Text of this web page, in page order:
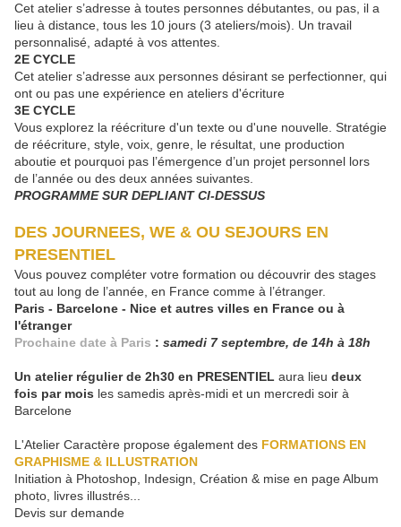
Cet atelier s’adresse à toutes personnes débutantes, ou pas, il a
lieu à distance, tous les 10 jours (3 ateliers/mois). Un travail
personnalisé, adapté à vos attentes.
2E CYCLE
Cet atelier s’adresse aux personnes désirant se perfectionner, qui
ont ou pas une expérience en ateliers d'écriture
3E CYCLE
Vous explorez la réécriture d'un texte ou d'une nouvelle. Stratégie
de réécriture, style, voix, genre, le résultat, une production
aboutie et pourquoi pas l’émergence d’un projet personnel lors
de l’année ou des deux années suivantes.
PROGRAMME SUR DEPLIANT CI-DESSUS
DES JOURNEES, WE & OU SEJOURS EN
PRESENTIEL
Vous pouvez compléter votre formation ou découvrir des stages
tout au long de l’année, en France comme à l’étranger.
Paris - Barcelone - Nice et autres villes en France ou à
l'étranger
Prochaine date à Paris : samedi 7 septembre, de 14h à 18h
Un atelier régulier de 2h30 en PRESENTIEL aura lieu deux
fois par mois les samedis après-midi et un mercredi soir à
Barcelone
L'Atelier Caractère propose également des FORMATIONS EN
GRAPHISME & ILLUSTRATION
Initiation à Photoshop, Indesign, Création & mise en page Album
photo, livres illustrés...
Devis sur demande